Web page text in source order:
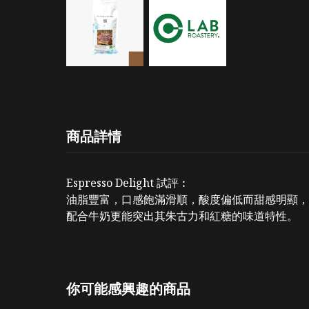
商品詳情
Espresso Delight 試評︰
油脂豐富，口感飽滿滑順，酸度偏低而甜感明顯，
配合牛奶更能突出其朱古力和紅糖的味道特性。
你可能感興趣的商品